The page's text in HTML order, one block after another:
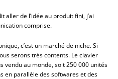
aller de l’idée au produit fini, j’ai
comprise.
c’est un marché de niche. Si
serons très contents. Le clavier
vendu au monde, soit 250 000 unités
en parallèle des softwares et des